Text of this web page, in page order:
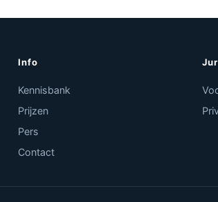
Info
Kennisbank
Prijzen
Pers
Contact